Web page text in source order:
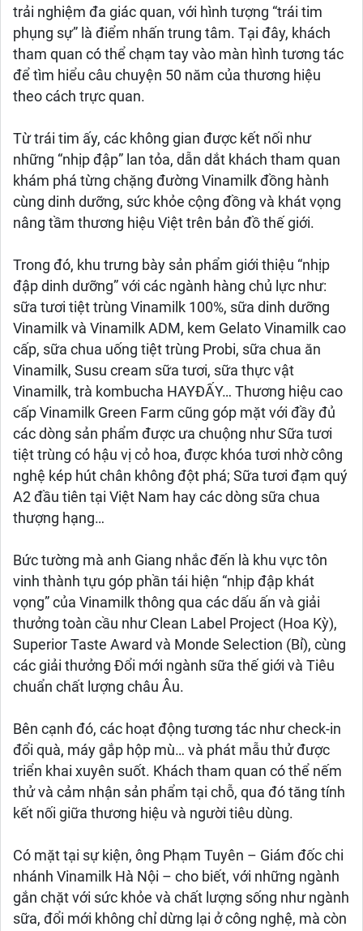
trải nghiệm đa giác quan, với hình tượng “trái tim
phụng sự” là điểm nhấn trung tâm. Tại đây, khách
tham quan có thể chạm tay vào màn hình tương tác
để tìm hiểu câu chuyện 50 năm của thương hiệu
theo cách trực quan.
Từ trái tim ấy, các không gian được kết nối như
những “nhịp đập” lan tỏa, dẫn dắt khách tham quan
khám phá từng chặng đường Vinamilk đồng hành
cùng dinh dưỡng, sức khỏe cộng đồng và khát vọng
nâng tầm thương hiệu Việt trên bản đồ thế giới.
Trong đó, khu trưng bày sản phẩm giới thiệu “nhịp
đập dinh dưỡng” với các ngành hàng chủ lực như:
sữa tươi tiệt trùng Vinamilk 100%, sữa dinh dưỡng
Vinamilk và Vinamilk ADM, kem Gelato Vinamilk cao
cấp, sữa chua uống tiệt trùng Probi, sữa chua ăn
Vinamilk, Susu cream sữa tươi, sữa thực vật
Vinamilk, trà kombucha HAYĐẤY… Thương hiệu cao
cấp Vinamilk Green Farm cũng góp mặt với đầy đủ
các dòng sản phẩm được ưa chuộng như Sữa tươi
tiệt trùng có hậu vị cỏ hoa, được khóa tươi nhờ công
nghệ kép hút chân không đột phá; Sữa tươi đạm quý
A2 đầu tiên tại Việt Nam hay các dòng sữa chua
thượng hạng…
Bức tường mà anh Giang nhắc đến là khu vực tôn
vinh thành tựu góp phần tái hiện “nhịp đập khát
vọng” của Vinamilk thông qua các dấu ấn và giải
thưởng toàn cầu như Clean Label Project (Hoa Kỳ),
Superior Taste Award và Monde Selection (Bỉ), cùng
các giải thưởng Đổi mới ngành sữa thế giới và Tiêu
chuẩn chất lượng châu Âu.
Bên cạnh đó, các hoạt động tương tác như check-in
đổi quà, máy gắp hộp mù… và phát mẫu thử được
triển khai xuyên suốt. Khách tham quan có thể nếm
thử và cảm nhận sản phẩm tại chỗ, qua đó tăng tính
kết nối giữa thương hiệu và người tiêu dùng.
Có mặt tại sự kiện, ông Phạm Tuyên – Giám đốc chi
nhánh Vinamilk Hà Nội – cho biết, với những ngành
gắn chặt với sức khỏe và chất lượng sống như ngành
sữa, đổi mới không chỉ dừng lại ở công nghệ, mà còn